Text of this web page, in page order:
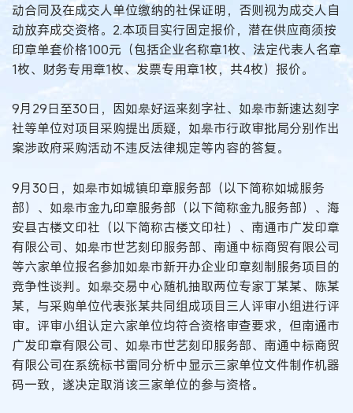
动合同及在成交人单位缴纳的社保证明，否则视为成交人自
动放弃成交资格。2.本项目实行固定报价，潜在供应商须按
印章单套价格100元（包括企业名称章1枚、法定代表人名章
1枚、财务专用章1枚、发票专用章1枚，共4枚）报价。
9月29日至30日，因如皋好运来刻字社、如皋市新速达刻字
社等单位对项目采购提出质疑，如皋市行政审批局分别作出
案涉政府采购活动不违反法律规定等内容的答复。
9月30日，如皋市如城镇印章服务部（以下简称如城服务
部）、如皋市金九印章服务部（以下简称金九服务部）、海
安县古楼文印社（以下简称古楼文印社）、南通市广发印章
有限公司、如皋市世艺刻印服务部、南通中标商贸有限公司
等六家单位报名参加如皋市新开办企业印章刻制服务项目的
竞争性谈判。如皋交易中心随机抽取两位专家丁某某、陈某
某，与采购单位代表张某共同组成项目三人评审小组进行评
审。评审小组认定六家单位均符合资格审查要求，但南通市
广发印章有限公司、如皋市世艺刻印服务部、南通中标商贸
有限公司在系统标书雷同分析中显示三家单位文件制作机器
码一致，遂决定取消该三家单位的参与资格。